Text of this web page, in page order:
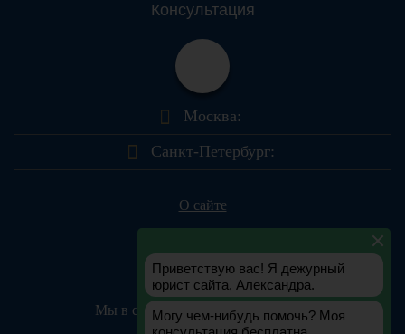
Консультация
Москва:
Санкт-Петербург:
О сайте
Мы в соц.сетях: